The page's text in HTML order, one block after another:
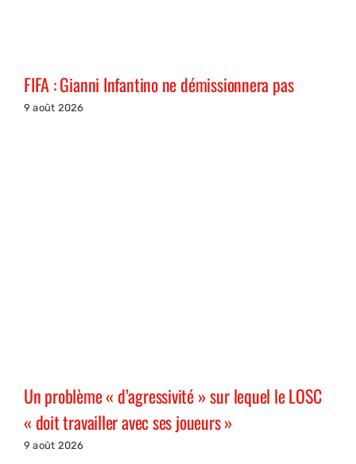
FIFA : Gianni Infantino ne démissionnera pas
9 août 2026
Un problème « d’agressivité » sur lequel le LOSC
« doit travailler avec ses joueurs »
9 août 2026